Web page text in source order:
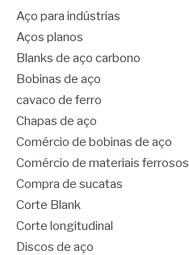
Aço para indústrias
Aços planos
Blanks de aço carbono
Bobinas de aço
cavaco de ferro
Chapas de aço
Comércio de bobinas de aço
Comércio de materiais ferrosos
Compra de sucatas
Corte Blank
Corte longitudinal
Discos de aço